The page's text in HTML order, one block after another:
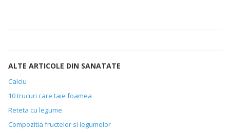
ALTE ARTICOLE DIN SANATATE
Calciu
10 trucuri care taie foamea
Reteta cu legume
Compozitia fructelor si legumelor